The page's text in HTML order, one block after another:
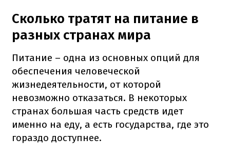
Сколько тратят на питание в
разных странах мира
Питание – одна из основных опций для
обеспечения человеческой
жизнедеятельности, от которой
невозможно отказаться. В некоторых
странах большая часть средств идет
именно на еду, а есть государства, где это
гораздо доступнее.